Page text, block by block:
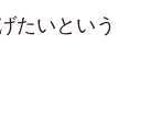
たいという